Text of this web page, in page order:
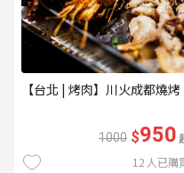
【台北 | 烤肉】川火成都燒烤
1000 $950
12 人已購